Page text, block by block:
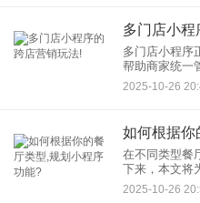
多门店小程
多门店小程序
帮助商家统一
营销策略，实
为一种高效的
2025-10-26
如何根据你
在不同类型餐
下来，本文将
学规划餐厅小
2025-10-26